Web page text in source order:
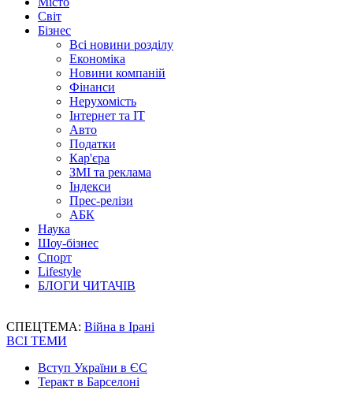
Світ
Бізнес
Всі новини розділу
Економіка
Новини компаній
Фінанси
Нерухомість
Інтернет та IT
Авто
Податки
Кар'єра
ЗМІ та реклама
Індекси
Прес-релізи
АБК
Наука
Шоу-бізнес
Спорт
Lifestyle
БЛОГИ ЧИТАЧІВ
СПЕЦТЕМА: Війна в Ірані
ВСІ ТЕМИ
Вступ України в ЄС
Теракт в Барселоні